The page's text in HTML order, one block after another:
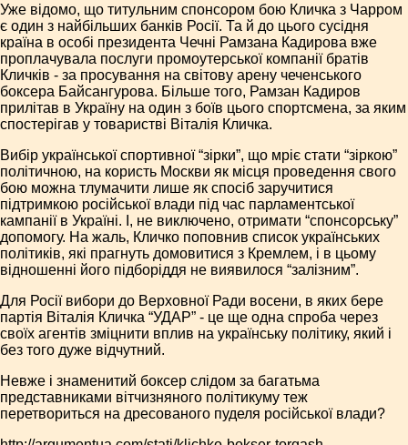
Уже відомо, що титульним спонсором бою Кличка з Чарром
є один з найбільших банків Росії. Та й до цього сусідня
країна в особі президента Чечні Рамзана Кадирова вже
проплачувала послуги промоутерської компанії братів
Кличків - за просування на світову арену чеченського
боксера Байсангурова. Більше того, Рамзан Кадиров
прилітав в Україну на один з боїв цього спортсмена, за яким
спостерігав у товаристві Віталія Кличка.
Вибір української спортивної “зірки”, що мріє стати “зіркою”
політичною, на користь Москви як місця проведення свого
бою можна тлумачити лише як спосіб заручитися
підтримкою російської влади під час парламентської
кампанії в Україні. І, не виключено, отримати “спонсорську”
допомогу. На жаль, Кличко поповнив список українських
політиків, які прагнуть домовитися з Кремлем, і в цьому
відношенні його підборіддя не виявилося “залізним”.
Для Росії вибори до Верховної Ради восени, в яких бере
партія Віталія Кличка “УДАР” - це ще одна спроба через
своїх агентів зміцнити вплив на українську політику, який і
без того дуже відчутний.
Невже і знаменитий боксер слідом за багатьма
представниками вітчизняного політикуму теж
перетвориться на дресованого пуделя російської влади?